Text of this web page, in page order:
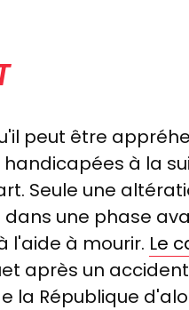
peut être
à la
Seule une
une phase
l'aide à mourir. Le
après un
la République